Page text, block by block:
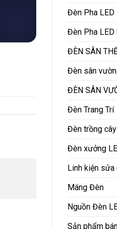
Đèn Pha LED
Đèn Pha LED
ĐÈN SÂN
Đèn sân
ĐÈN SÂN
Đèn Trang Trí
Đèn trồng
Đèn xưởng
Linh kiện
Máng Đèn
Nguồn Đèn
Sản phẩm